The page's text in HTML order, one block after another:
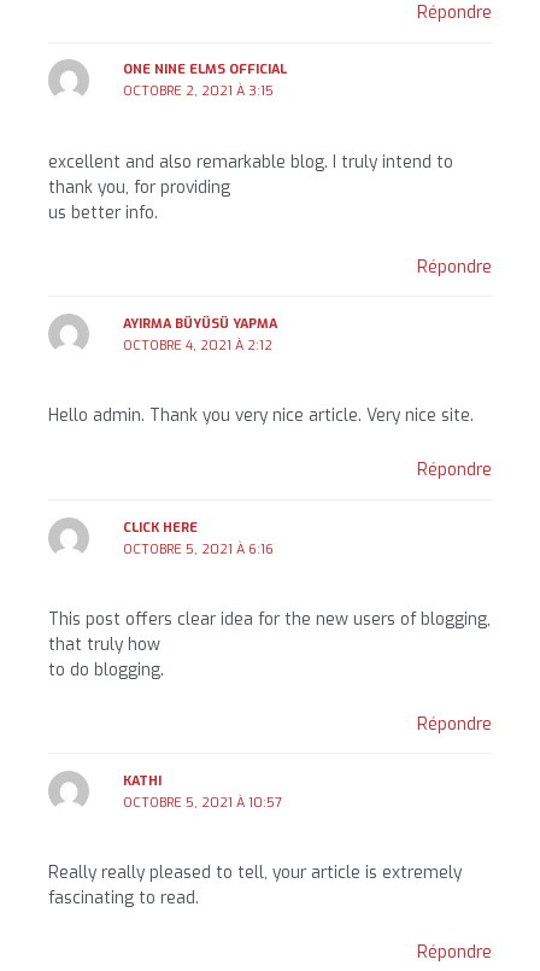
Répondre
ONE NINE ELMS OFFICIAL
OCTOBRE 2, 2021 À 3:15
excellent and also remarkable blog. I truly intend to
thank you, for providing
us better info.
Répondre
AYIRMA BÜYÜSÜ YAPMA
OCTOBRE 4, 2021 À 2:12
Hello admin. Thank you very nice article. Very nice site.
Répondre
CLICK HERE
OCTOBRE 5, 2021 À 6:16
This post offers clear idea for the new users of blogging,
that truly how
to do blogging.
Répondre
KATHI
OCTOBRE 5, 2021 À 10:57
Really really pleased to tell, your article is extremely
fascinating to read.
Répondre